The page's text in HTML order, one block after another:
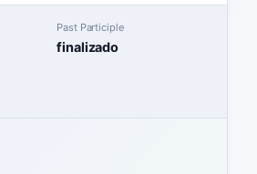
Past Participle
finalizado